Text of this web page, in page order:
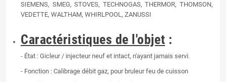
SIEMENS, SMEG, STOVES, TECHNOGAS, THERMOR, THOMSON,
VEDETTE, WALTHAM, WHIRLPOOL, ZANUSSI
Caractéristiques de l'objet :
- État : Gicleur / injecteur neuf et intact, n'ayant jamais servi.
- Fonction : Calibrage débit gaz, pour bruleur feu de cuisson